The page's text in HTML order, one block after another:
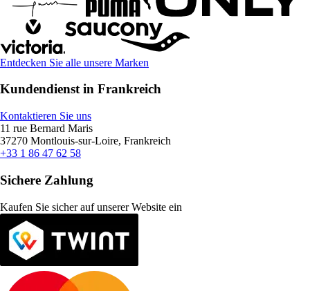
Entdecken Sie alle unsere Marken
Kundendienst in Frankreich
Kontaktieren Sie uns
11 rue Bernard Maris
37270 Montlouis-sur-Loire, Frankreich
+33 1 86 47 62 58
Sichere Zahlung
Kaufen Sie sicher auf unserer Website ein